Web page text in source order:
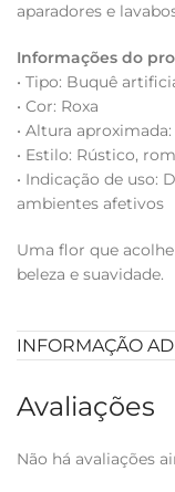
aparadores e
Informações do
• Tipo: Buquê
• Cor: Roxa
• Altura
• Estilo: Rústico,
• Indicação de uso:
ambientes afetivos
Uma flor que
beleza e suavidade.
INFORMAÇÃO
Avaliações
Não há avaliações